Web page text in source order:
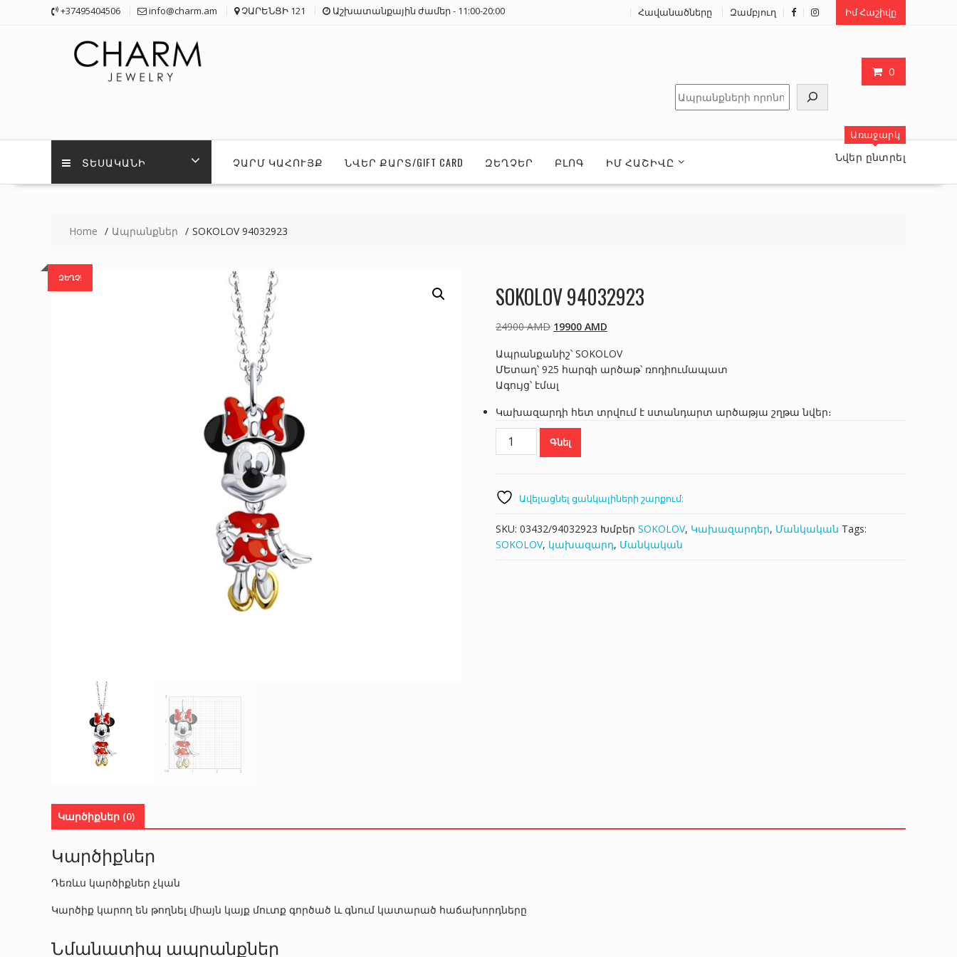
+37495404506 info@charm.am ՉԱՐԵՆՑԻ 121 Աշխատանքային ժամեր - 11:00-20:00 Հավանածները Զամբյուղ Իմ Հաշիվը
0
Որոնել
ՏԵՍԱԿԱՆԻ ՉԱՐՄ ԿԱՀՈՒՅՔ ՆՎԵՐ ՔԱՐՏ/GIFT CARD ԶԵՂՉԵՐ ԲԼՈԳ ԻՄ ՀԱՇԻՎԸ
Առաջարկ
Նվեր ընտրել
Home Ապրանքներ SOKOLOV 94032923
ԶԵՂՉ!
SOKOLOV 94032923
24900AMD Original
was:
24900 AMD.
19900 AMD
is:
19900 AMD.
Ապրանքանիշ՝ SOKOLOV
ՄԵտաղ՝ 925 հարգի արծաթ՝ ռոդիումապատ
Ագույց՝ էմալ
Կախազարդի հետ տրվում է ստանդարտ արծաթյա շղթա նվեր։
SOKOLOV
94032923
Գնել
Ավելացնել ցանկալիների շարքում:
SKU: 03432/94032923 Խմբեր SOKOLOV, Կախազարդեր, Մանկական Tags:
SOKOLOV, կախազարդ, Մանկական
Կարծիքներ (0)
Կարծիքներ
Դեռևս կարծիքներ չկան
Կարծիք կարող են թողնել միայն կայք մուտք գործած և գնում կատարած հաճախորդները
Նմանատիպ ապրանքներ